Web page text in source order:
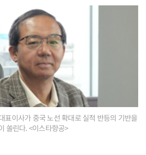
이사가 중국 노선 확대로 실적 반등의 기반을
쏠린다. <이스타항공>